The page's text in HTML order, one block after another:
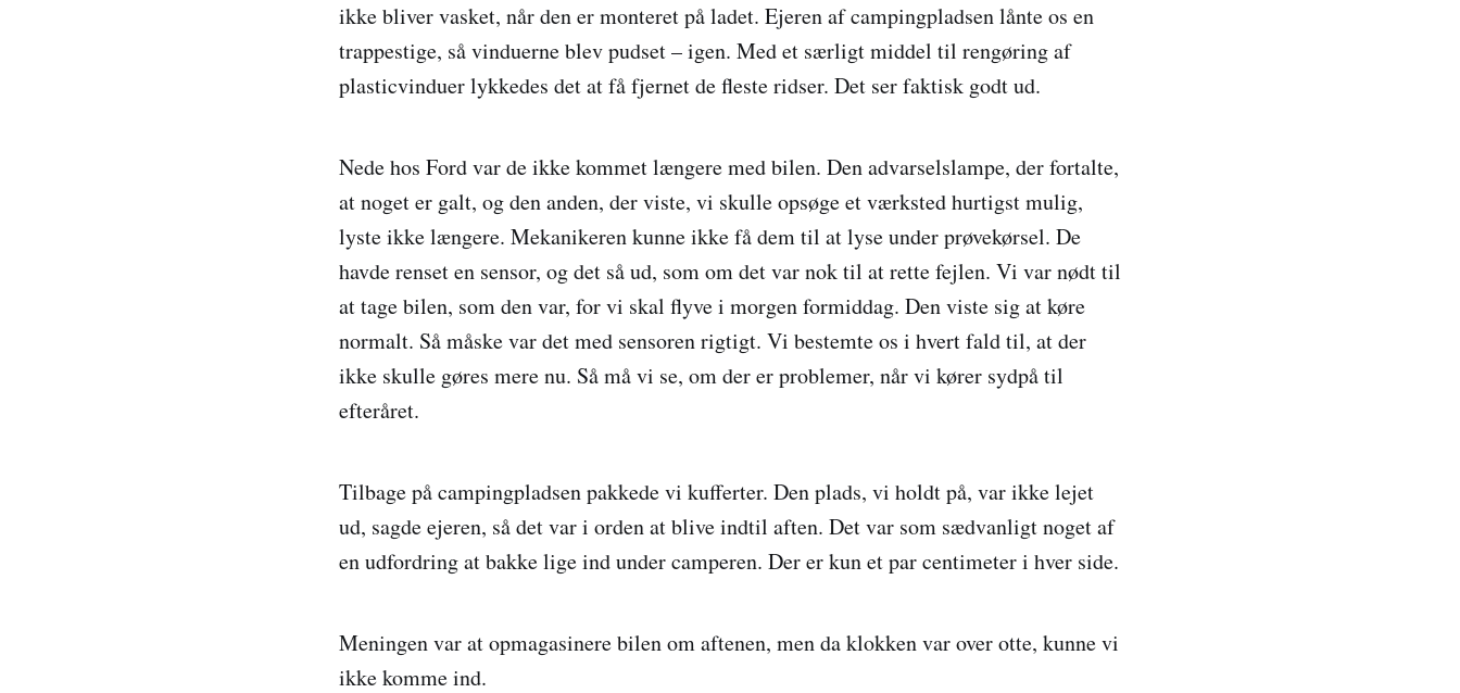
ikke bliver vasket, når den er monteret på ladet. Ejeren af campingpladsen lånte os en
trappestige, så vinduerne blev pudset – igen. Med et særligt middel til rengøring af
plasticvinduer lykkedes det at få fjernet de fleste ridser. Det ser faktisk godt ud.
Nede hos Ford var de ikke kommet længere med bilen. Den advarselslampe, der fortalte,
at noget er galt, og den anden, der viste, vi skulle opsøge et værksted hurtigst mulig,
lyste ikke længere. Mekanikeren kunne ikke få dem til at lyse under prøvekørsel. De
havde renset en sensor, og det så ud, som om det var nok til at rette fejlen. Vi var nødt til
at tage bilen, som den var, for vi skal flyve i morgen formiddag. Den viste sig at køre
normalt. Så måske var det med sensoren rigtigt. Vi bestemte os i hvert fald til, at der
ikke skulle gøres mere nu. Så må vi se, om der er problemer, når vi kører sydpå til
efteråret.
Tilbage på campingpladsen pakkede vi kufferter. Den plads, vi holdt på, var ikke lejet
ud, sagde ejeren, så det var i orden at blive indtil aften. Det var som sædvanligt noget af
en udfordring at bakke lige ind under camperen. Der er kun et par centimeter i hver side.
Meningen var at opmagasinere bilen om aftenen, men da klokken var over otte, kunne vi
ikke komme ind.